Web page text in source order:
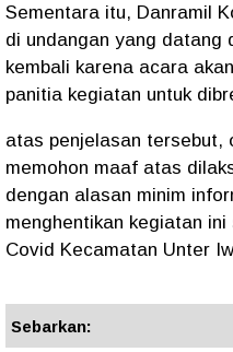
Sementara itu, Danramil
di undangan yang datang
kembali karena acara
panitia kegiatan untuk
atas penjelasan tersebut,
memohon maaf atas
dengan alasan minim
menghentikan kegiatan
Covid Kecamatan Unter
Sebarkan: